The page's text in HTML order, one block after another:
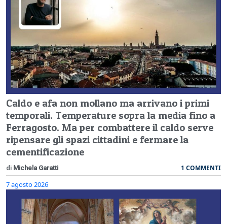
Caldo e afa non mollano ma arrivano i primi
temporali. Temperature sopra la media fino a
Ferragosto. Ma per combattere il caldo serve
ripensare gli spazi cittadini e fermare la
cementificazione
di Michela Garatti 1 COMMENTI
7 agosto 2026